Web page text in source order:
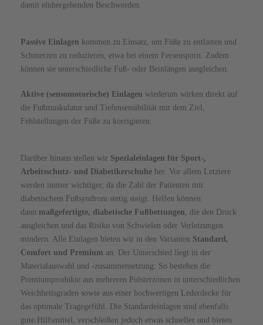
damit einhergehenden Beschwerden.
Passive Einlagen kommen zu Einsatz, um Füße zu entlasten und
Schmerzen zu reduzieren, etwa bei einem Fersensporn. Zudem
können sie unterschiedliche Fuß- oder Beinlängen ausgleichen.
Aktive (sensomotorische) Einlagen wiederum wirken direkt auf
die Fußmuskulatur und Tiefensensibilität mit dem Ziel,
Fehlstellungen der Füße zu korrigieren.
Darüber hinaus stellen wir Spezialeinlagen für Sport-,
Arbeitsschutz- und Diabetikerschuhe her. Vor allem Letztere
werden immer wichtiger, da die Zahl der Patienten mit
diabetischem Fußsyndrom stetig steigt. Helfen können
dann maßgefertigte, diabetische Fußbettungen, die den Druck
ausgleichen und das Risiko von Schwielen oder Verletzungen
mindern. Alle Einlagen bieten wir in den Varianten Standard,
Comfort und Premium an. Der Unterschied liegt in der
Materialauswahl und -zusammensetzung: So bestehen die
Premiumprodukte aus mehreren Polsterzonen in unterschiedlichen
Weichheitsgraden sowie aus einer hochwertigen Lederdecke für
das optimale Tragegefühl. Die Standardeinlagen sind ebenfalls
gute Hilfsmittel, verschleißen jedoch etwas schneller und bieten